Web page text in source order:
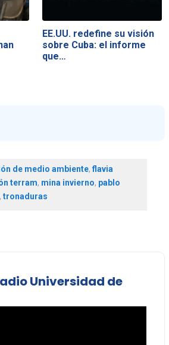
EE.UU. redefine su visión
sobre Cuba: el informe
que…
de medio ambiente,flavia
terram, mina invierno, pablo
, tronaduras
Universidad de